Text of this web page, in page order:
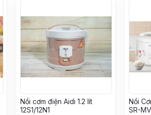
Nồi cơm điện Aidi 1.2 lít
12S1/12N1
Nồi
SR-